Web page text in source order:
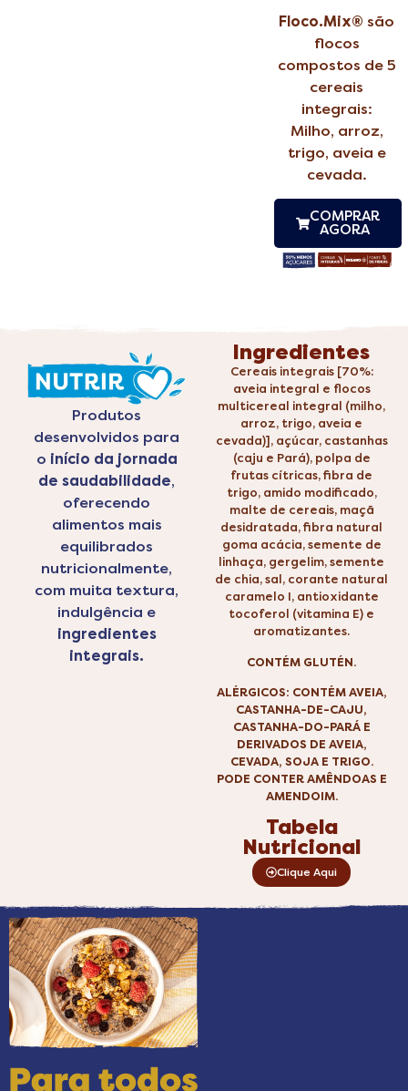
Floco.Mix®são
flocos
compostos de 5
cereais
integrais:
Milho, arroz,
trigo, aveia e
cevada.
COMPRAR
AGORA
Produtos
desenvolvidos para
o início da jornada
de saudabilidade,
oferecendo
alimentos mais
equilibrados
nutricionalmente,
com muita textura,
indulgência e
ingredientes
integrais.
Ingredientes
Cereais integrais [70%:
aveia integral e flocos
multicereal integral (milho,
arroz, trigo, aveia e
cevada)], açúcar, castanhas
(caju e Pará), polpa de
frutas cítricas, fibra de
trigo, amido modificado,
malte de cereais, maçã
desidratada, fibra natural
goma acácia, semente de
linhaça, gergelim, semente
de chia, sal, corante natural
caramelo I, antioxidante
tocoferol (vitamina E) e
aromatizantes.
CONTÉM GLUTÉN.
ALÉRGICOS: CONTÉM AVEIA,
CASTANHA-DE-CAJU,
CASTANHA-DO-PARÁ E
DERIVADOS DE AVEIA,
CEVADA, SOJA E TRIGO.
PODE CONTER AMÊNDOAS E
AMENDOIM.
Tabela
Nutricional
Clique Aqui